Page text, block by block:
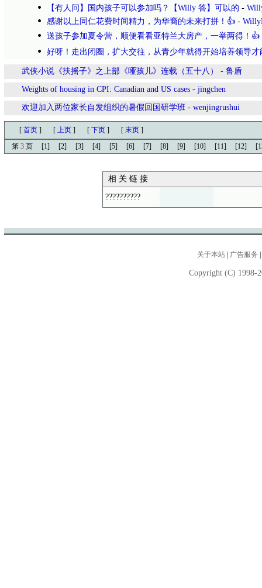
【有人问】国内孩子可以参加吗？【Willy 答】可以的 -
感谢以上同仁花费时间精力，为华裔的未来打拼！👍 -
送孩子参加夏令营，顺便看看亚特兰大房产，一举两得！👍
好呀！走出闭圈，扩大交往，从青少年就得开始培养领导才
武侠小说《扶摇子》之上部《哑孩儿》连载（五十八） - 鲁盾
Weights of housing in CPI: Canadian and US cases - jingchen
欢迎加入两位家长自发组织的暑假回国研学班 - wenjingrushui
[ 首页 ] [ 上页 ] [ 下页 ] [ 末页 ]
第 3 页 [1] [2] [3] [4] [5] [6] [7] [8] [9] [10] [11] [12]
相 关 链 接
??????????
关于本站 广告服务
Copyright (C) 1998-